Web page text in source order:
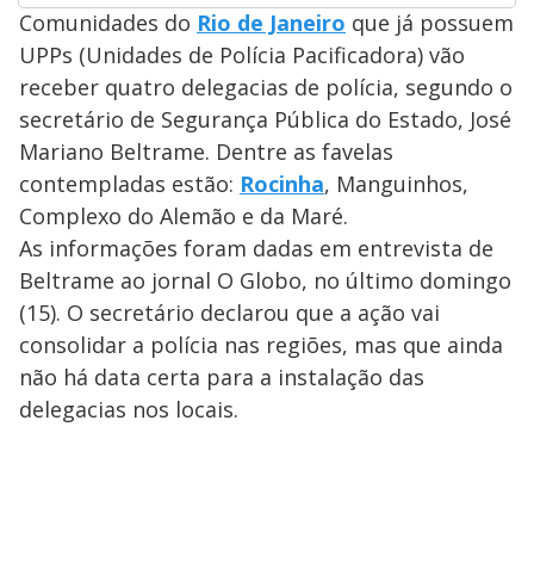
Comunidades do Rio de Janeiro que já possuem
UPPs (Unidades de Polícia Pacificadora) vão
receber quatro delegacias de polícia, segundo o
secretário de Segurança Pública do Estado, José
Mariano Beltrame. Dentre as favelas
contempladas estão: Rocinha, Manguinhos,
Complexo do Alemão e da Maré.
As informações foram dadas em entrevista de
Beltrame ao jornal O Globo, no último domingo
(15). O secretário declarou que a ação vai
consolidar a polícia nas regiões, mas que ainda
não há data certa para a instalação das
delegacias nos locais.